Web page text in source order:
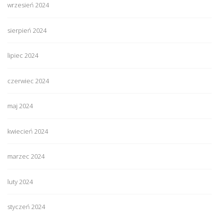
wrzesień 2024
sierpień 2024
lipiec 2024
czerwiec 2024
maj 2024
kwiecień 2024
marzec 2024
luty 2024
styczeń 2024